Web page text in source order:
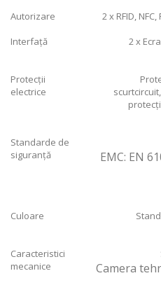
Autorizare
2 x RFID,
Interfață
2 x
Protecții
electrice
Standarde de
siguranță
EMC: EN
Culoare
Caracteristici
mecanice
Camera